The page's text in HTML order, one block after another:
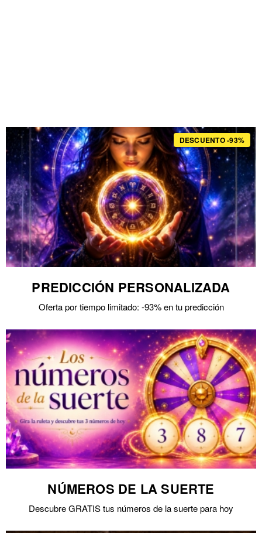
DESCUENTO -93%
PREDICCIÓN PERSONALIZADA
Oferta por tiempo limitado: -93% en tu predicción
NÚMEROS DE LA SUERTE
Descubre GRATIS tus números de la suerte para hoy